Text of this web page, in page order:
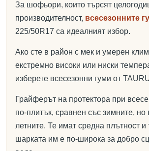
За шофьори, които търсят
производителност, всесезонните
225/50R17 са идеалният избор.
Ако сте в район с мек и умерен
екстремно високи или ниски
изберете всесезонни гуми от
Грайферът на протектора при
по-плитък, сравнен със зимните, но
летните. Те имат средна плътност и
шарката им е по-широка за добро